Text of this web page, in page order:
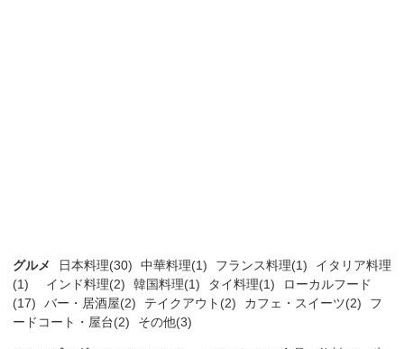
グルメ 日本料理(30) 中華料理(1) フランス料理(1)
イタリア料理
(1)
インド料理(2) 韓国料理(1) タイ料理(1)
ローカルフード
(17)
バー・居酒屋(2) テイクアウト(2) カフェ・スイーツ(2)
フ
ードコート・屋台(2)
その他(3)